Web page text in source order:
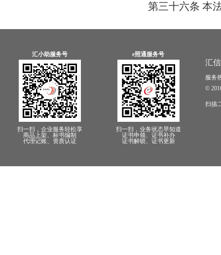
第三十六条 本
汇小助服务号
扫一扫，企业服务轻松享
商品上架、标书编制
代理记账、资质认证
e照通服务号
扫一扫，业务状态早知道
证书申领、证书补办
证书解锁、证书更新
汇
服务
©
扫描